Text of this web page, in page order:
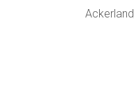
Ackerland